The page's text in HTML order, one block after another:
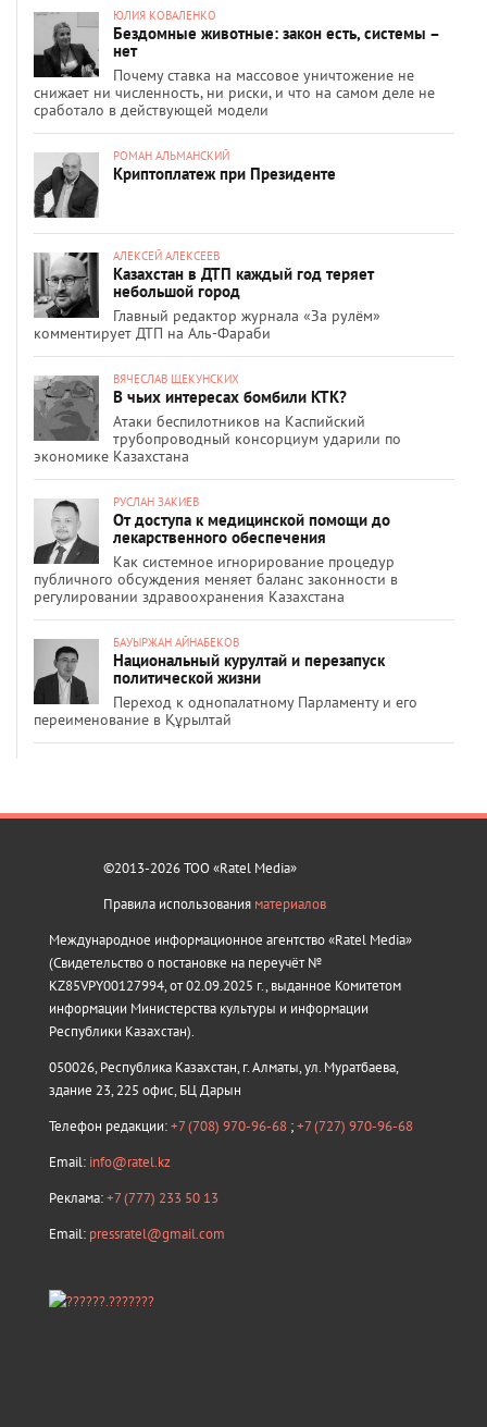
ЮЛИЯ КОВАЛЕНКО
Бездомные животные: закон есть, системы –
нет
Почему ставка на массовое уничтожение не
снижает ни численность, ни риски, и что на самом деле не
сработало в действующей модели
РОМАН АЛЬМАНСКИЙ
Криптоплатеж при Президенте
АЛЕКСЕЙ АЛЕКСЕЕВ
Казахстан в ДТП каждый год теряет
небольшой город
Главный редактор журнала «За рулём»
комментирует ДТП на Аль-Фараби
ВЯЧЕСЛАВ ЩЕКУНСКИХ
В чьих интересах бомбили КТК?
Атаки беспилотников на Каспийский
трубопроводный консорциум ударили по
экономике Казахстана
РУСЛАН ЗАКИЕВ
От доступа к медицинской помощи до
лекарственного обеспечения
Как системное игнорирование процедур
публичного обсуждения меняет баланс законности в
регулировании здравоохранения Казахстана
БАУЫРЖАН АЙНАБЕКОВ
Национальный курултай и перезапуск
политической жизни
Переход к однопалатному Парламенту и его
переименование в Құрылтай
©2013-2026 ТОО «Ratel Media»
Правила использования материалов
Международное информационное агентство «Ratel Media»
(Свидетельство о постановке на переучёт №
KZ85VPY00127994, от 02.09.2025 г., выданное Комитетом
информации Министерства культуры и информации
Республики Казахстан).
050026, Республика Казахстан, г. Алматы, ул. Муратбаева,
здание 23, 225 офис, БЦ Дарын
Телефон редакции:+7 (708) 970-96-68 ;+7 (727) 970-96-68
Email: info@ratel.kz
Реклама:+7 (777) 233 50 13
Email: pressratel@gmail.com